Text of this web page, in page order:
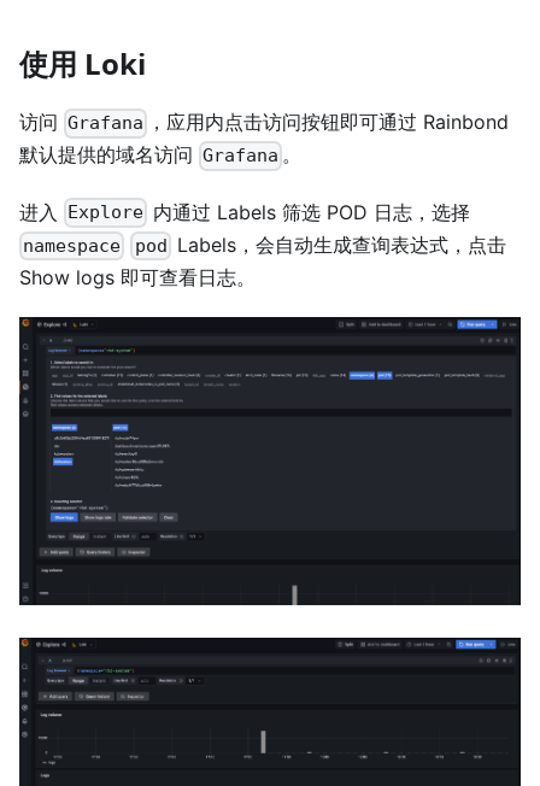
使用 Loki
访问 Grafana
，应用内点击访问按钮即可通过 Rainbond
默认提供的域名访问 Grafana 。
进入 Explore 内通过 Labels 筛选 POD 日志，选择
namespace pod Labels，会自动生成查询表达式，点击
Show logs 即可查看日志。